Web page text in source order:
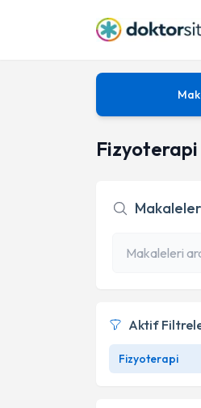
Aktif
Fizyoterapi